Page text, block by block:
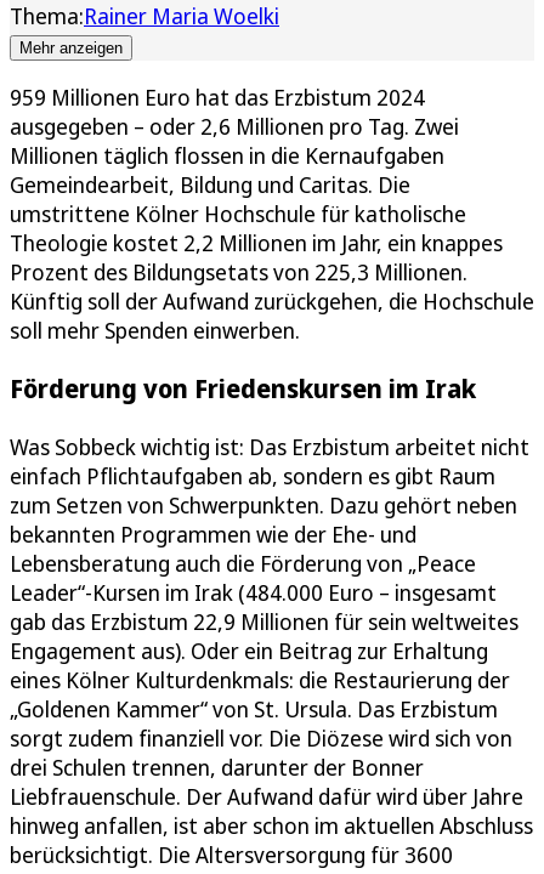
Thema:Rainer Maria Woelki
Mehr anzeigen
959 Millionen Euro hat das Erzbistum 2024
ausgegeben – oder 2,6 Millionen pro Tag. Zwei
Millionen täglich flossen in die Kernaufgaben
Gemeindearbeit, Bildung und Caritas. Die
umstrittene Kölner Hochschule für katholische
Theologie kostet 2,2 Millionen im Jahr, ein knappes
Prozent des Bildungsetats von 225,3 Millionen.
Künftig soll der Aufwand zurückgehen, die Hochschule
soll mehr Spenden einwerben.
Förderung von Friedenskursen im Irak
Was Sobbeck wichtig ist: Das Erzbistum arbeitet nicht
einfach Pflichtaufgaben ab, sondern es gibt Raum
zum Setzen von Schwerpunkten. Dazu gehört neben
bekannten Programmen wie der Ehe- und
Lebensberatung auch die Förderung von „Peace
Leader“-Kursen im Irak (484.000 Euro – insgesamt
gab das Erzbistum 22,9 Millionen für sein weltweites
Engagement aus). Oder ein Beitrag zur Erhaltung
eines Kölner Kulturdenkmals: die Restaurierung der
„Goldenen Kammer“ von St. Ursula. Das Erzbistum
sorgt zudem finanziell vor. Die Diözese wird sich von
drei Schulen trennen, darunter der Bonner
Liebfrauenschule. Der Aufwand dafür wird über Jahre
hinweg anfallen, ist aber schon im aktuellen Abschluss
berücksichtigt. Die Altersversorgung für 3600